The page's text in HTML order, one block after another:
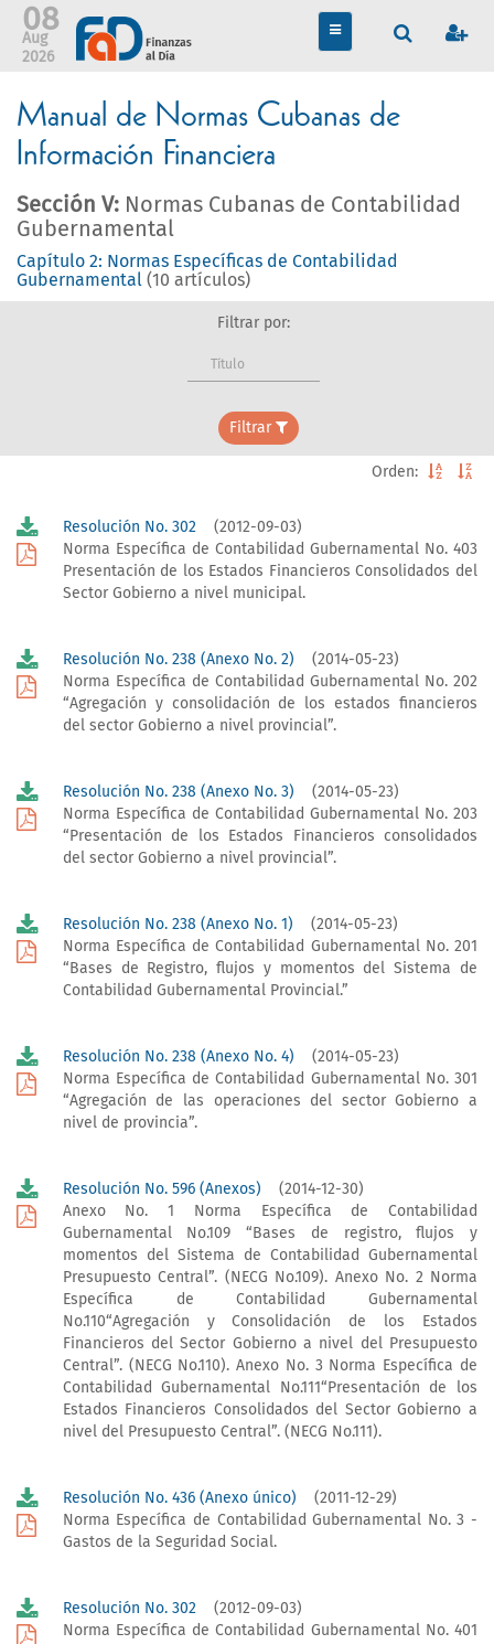
TOGGLE
NAVIGATION
08
Aug
2026
Manual de Normas Cubanas de
Información Financiera
Sección V: Normas Cubanas de Contabilidad
Gubernamental
Capítulo 2: Normas Específicas de Contabilidad
Gubernamental (10 artículos)
Filtrar por:
Título
Filtrar
Orden:
Resolución No. 302(2012-09-03)
Norma Específica de Contabilidad Gubernamental No. 403
Presentación de los Estados Financieros Consolidados del
Sector Gobierno a nivel municipal.
Resolución No. 238 (Anexo No. 2) (2014-05-23)
Norma Específica de Contabilidad Gubernamental No. 202
“Agregación y consolidación de los estados financieros
del sector Gobierno a nivel provincial”.
Resolución No. 238 (Anexo No. 3) (2014-05-23)
Norma Específica de Contabilidad Gubernamental No. 203
“Presentación de los Estados Financieros consolidados
del sector Gobierno a nivel provincial”.
Resolución No. 238 (Anexo No. 1) (2014-05-23)
Norma Específica de Contabilidad Gubernamental No. 201
“Bases de Registro, flujos y momentos del Sistema de
Contabilidad Gubernamental Provincial.”
Resolución No. 238 (Anexo No. 4) (2014-05-23)
Norma Específica de Contabilidad Gubernamental No. 301
“Agregación de las operaciones del sector Gobierno a
nivel de provincia”.
Resolución No. 596 (Anexos) (2014-12-30)
Anexo No. 1 Norma Específica de Contabilidad
Gubernamental No.109 “Bases de registro, flujos y
momentos del Sistema de Contabilidad Gubernamental
Presupuesto Central”. (NECG No.109). Anexo No. 2 Norma
Específica de Contabilidad Gubernamental
No.110“Agregación y Consolidación de los Estados
Financieros del Sector Gobierno a nivel del Presupuesto
Central”. (NECG No.110). Anexo No. 3 Norma Específica de
Contabilidad Gubernamental No.111“Presentación de los
Estados Financieros Consolidados del Sector Gobierno a
nivel del Presupuesto Central”. (NECG No.111).
Resolución No. 436 (Anexo único) (2011-12-29)
Norma Específica de Contabilidad Gubernamental No. 3 -
Gastos de la Seguridad Social.
Resolución No. 302(2012-09-03)
Norma Específica de Contabilidad Gubernamental No. 401